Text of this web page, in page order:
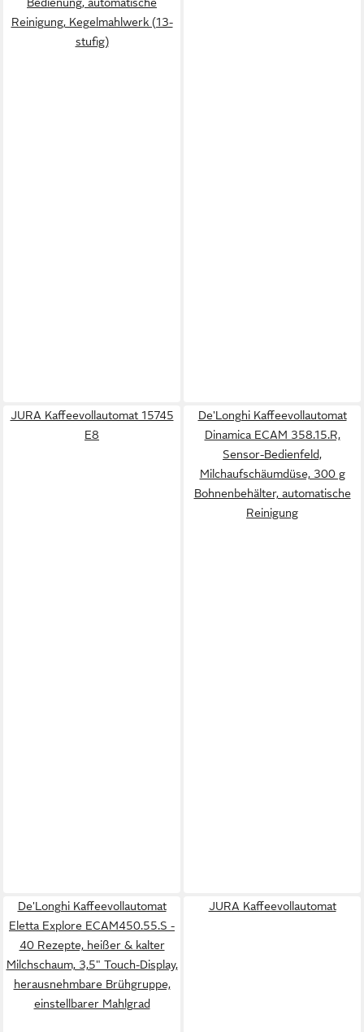
Reinigung, Kegelmahlwerk (13-
stufig)
JURA Kaffeevollautomat 15745
E8
De'Longhi Kaffeevollautomat
Dinamica ECAM 358.15.R,
Sensor-Bedienfeld,
Milchaufschäumdüse, 300 g
Bohnenbehälter, automatische
Reinigung
De'Longhi Kaffeevollautomat
Eletta Explore ECAM450.55.S -
40 Rezepte, heißer & kalter
Milchschaum, 3,5" Touch-Display,
herausnehmbare Brühgruppe,
einstellbarer Mahlgrad
JURA Kaffeevollautomat